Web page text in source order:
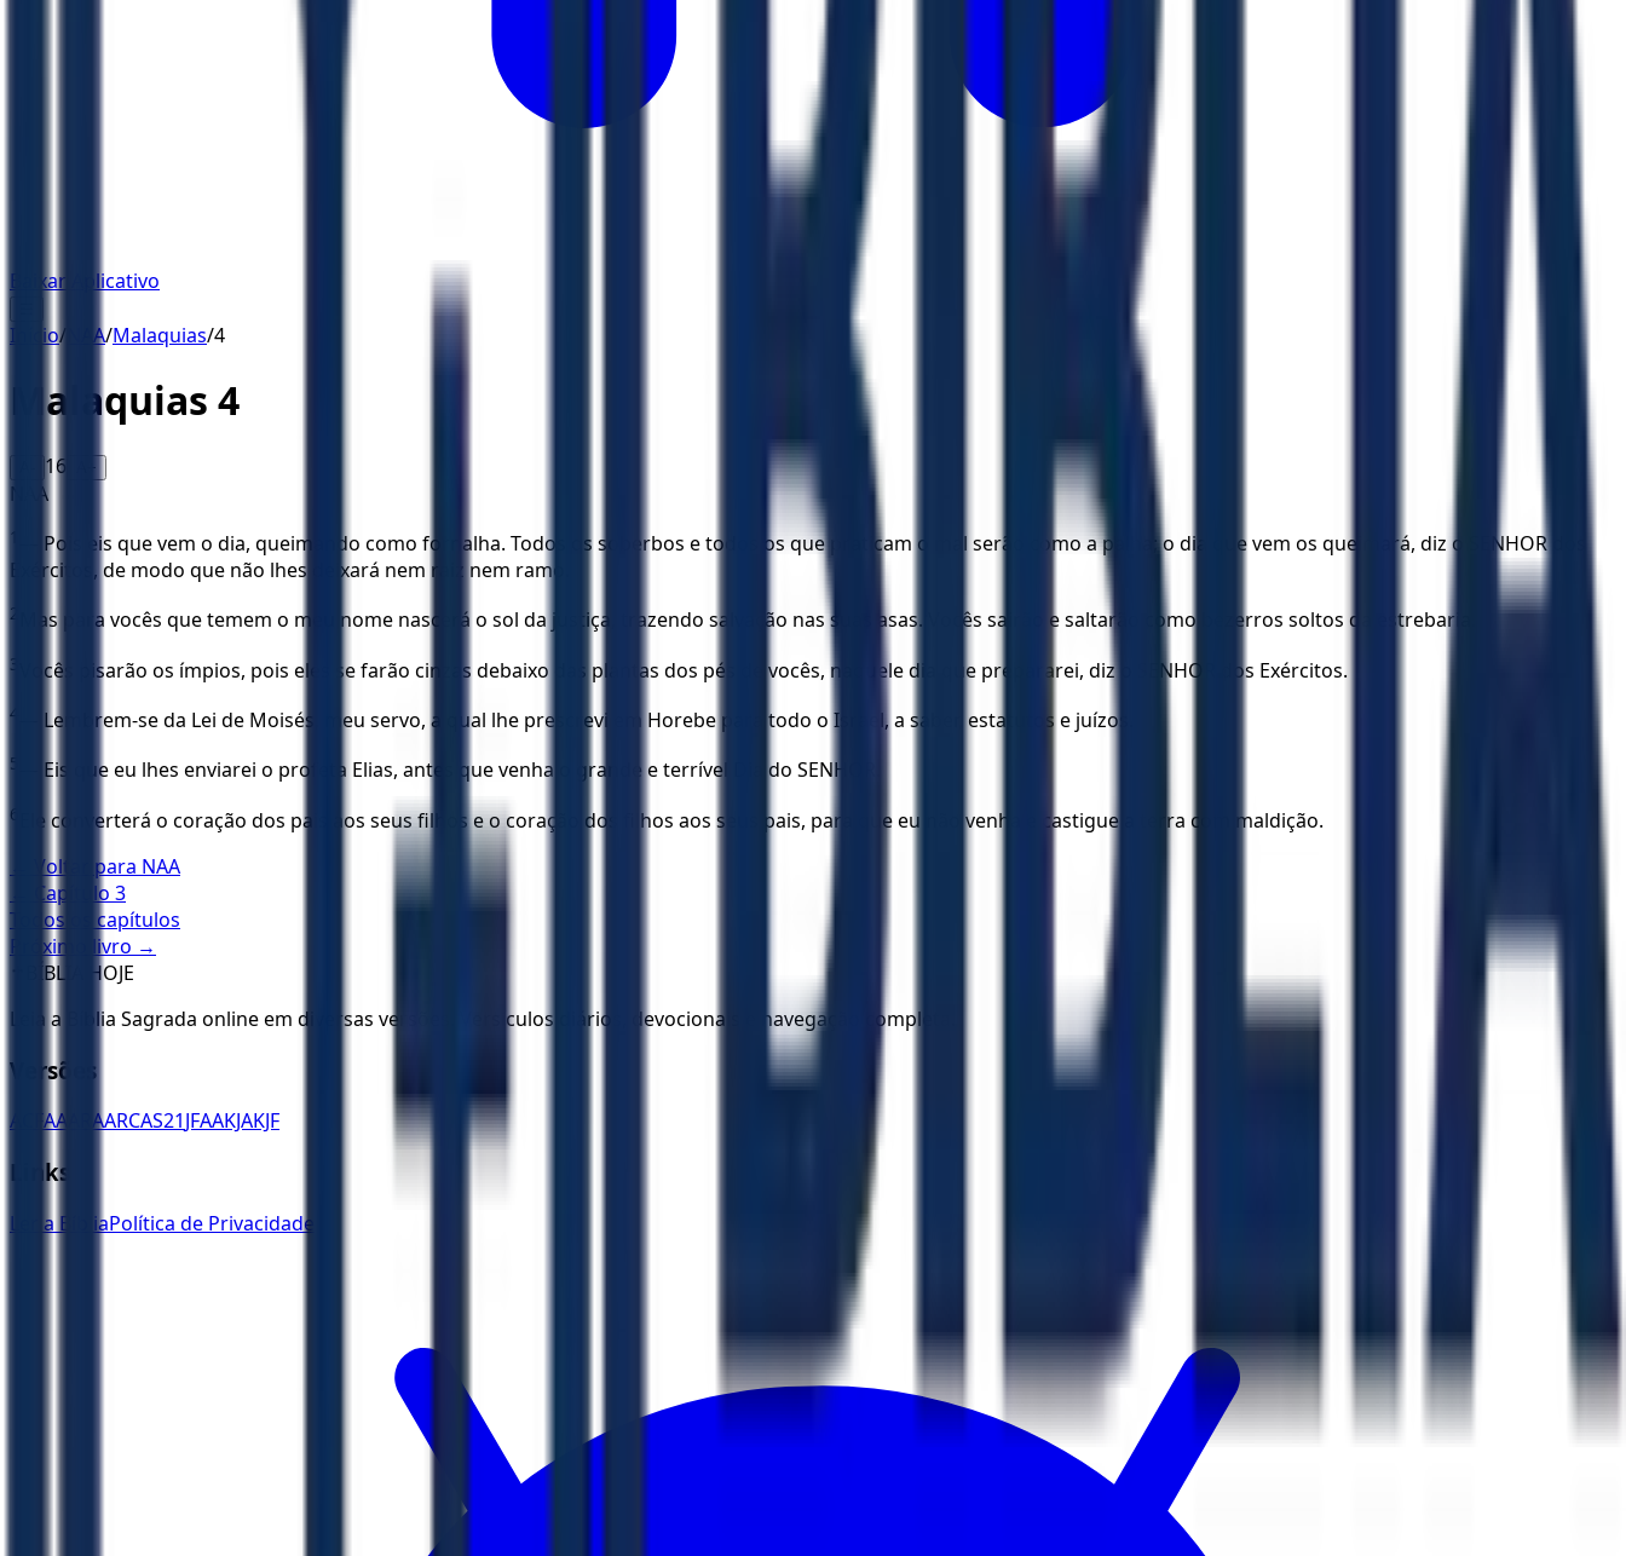
Baixar Aplicativo
Início/ NAA/Malaquias/4
Malaquias 4
16 A+
NAA
1
— Pois eis que vem o dia, queimando como fornalha. Todos os soberbos e todos os que praticam o mal serão como a palha; o dia que vem os queimará, diz o SENHOR dos
Exércitos, de modo que não lhes deixará nem raiz nem ramo.
2 Mas para vocês que temem o meu nome nascerá o sol da justiça, trazendo salvação nas suas asas. Vocês sairão e saltarão como bezerros soltos da estrebaria.
3 Vocês pisarão os ímpios, pois eles se farão cinzas debaixo das plantas dos pés de vocês, naquele dia que prepararei, diz o SENHOR dos Exércitos.
4 — Lembrem-se da Lei de Moisés, meu servo, a qual lhe prescrevi em Horebe para todo o Israel, a saber, estatutos e juízos.
5 — Eis que eu lhes enviarei o profeta Elias, antes que venha o grande e terrível Dia do SENHOR.
6
Ele converterá o coração dos pais aos seus filhos e o coração dos filhos aos seus pais, para que eu não venha e castigue a terra com maldição.
← Voltar para NAA
← Capítulo 3
Todos os capítulos
Próximo livro →
BÍBLIA HOJE
Leia a Bíblia Sagrada online em diversas versões. Versículos diários, devocionais e navegação completa.
Versões
ACFAA ARAARCAS21JFAAKJAKJF
Links
Ler a BíbliaPolítica de Privacidade